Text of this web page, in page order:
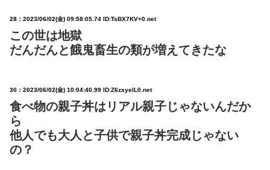
28： 2023/06/02(金) 09:58:05.74 ID:TsBX7KV+0.net
この世は地獄
だんだんと餓鬼畜生の類が増えてきたな
30： 2023/06/02(金) 10:04:40.99 ID:Z6zxyelL0.net
食べ物の親子丼はリアル親子じゃないんだか
ら
他人でも大人と子供で親子丼完成じゃない
の？